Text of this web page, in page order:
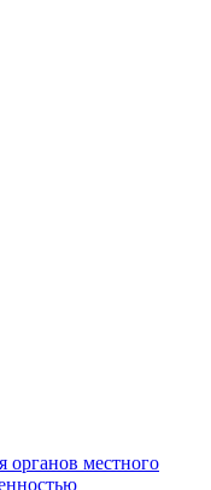
органов местного